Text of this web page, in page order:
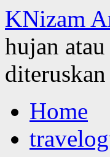
KNizam
hujan
to
contentHome